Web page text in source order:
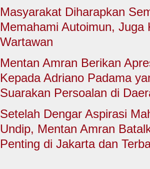
Masyarakat Diharapkan
Memahami Autoimun, Juga
Wartawan
Mentan Amran Berikan
Kepada Adriano Padama
Suarakan Persoalan di
Setelah Dengar Aspirasi
Undip, Mentan Amran
Penting di Jakarta dan